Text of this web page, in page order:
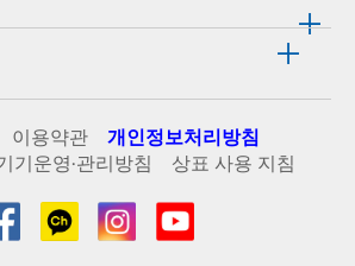
이용약관
개인정보처리방침
기운영·관리방침
상표 사용 지침